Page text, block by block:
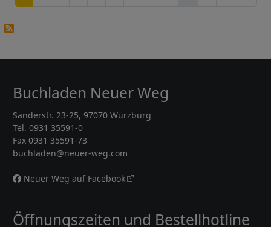
Buchladen Neuer Weg
Sanderstr. 23-25, 97070 Würzburg
Tel. 0931 35591-0
Fax 0931 35591-73
buchladen@neuer-weg.com
Neuer Weg auf Facebook
Öffnungszeiten und Bestellhotline